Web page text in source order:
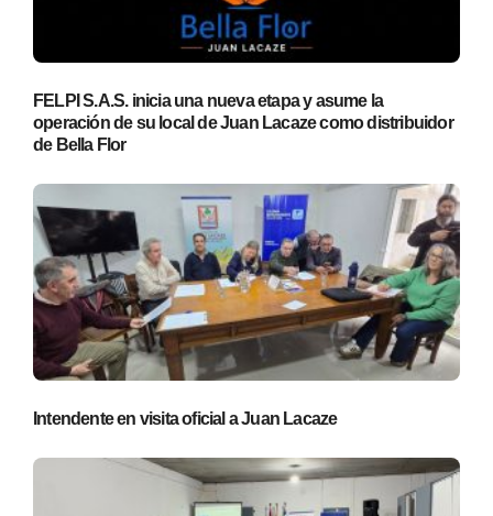
FELPI S.A.S. inicia una nueva etapa y asume la
operación de su local de Juan Lacaze como distribuidor
de Bella Flor
Intendente en visita oficial a Juan Lacaze